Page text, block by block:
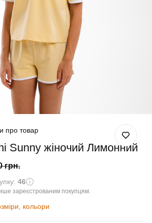
про товар
Sunny жіночий Лимонний
грн.
46
зареєстрованим покупцям.
кольори